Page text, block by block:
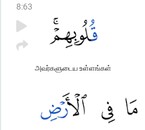
8:63
அவர்களுடைய உள்ளங்கள்